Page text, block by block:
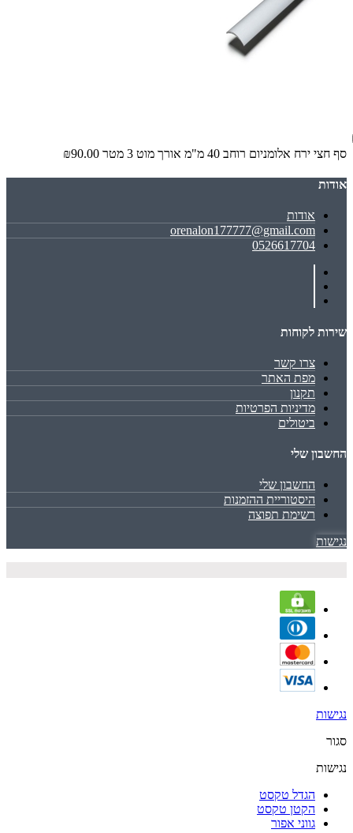
סף חצי ירח אלומניום רוחב 40 מ"מ אורך מוט 3 מטר ₪90.00
אודות
אודות
orenalon177777@gmail.com
0526617704
שירות לקוחות
צרו קשר
מפת האתר
תקנון
מדיניות הפרטיות
ביטולים
החשבון שלי
החשבון שלי
היסטוריית ההזמנות
רשימת תפוצה
נגישות
נגישות
סגור
נגישות
הגדל טקסט
הקטן טקסט
גווני אפור